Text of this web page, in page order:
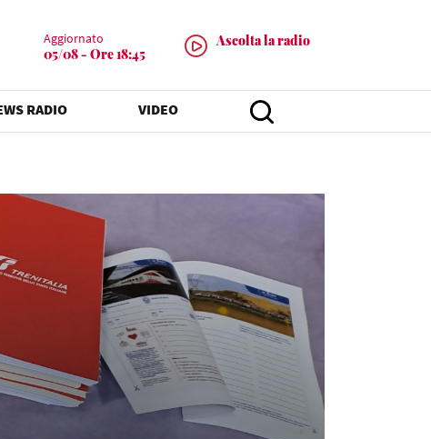
Aggiornato
05/08 - Ore 18:45
Ascolta la radio
RADIO VIDEO